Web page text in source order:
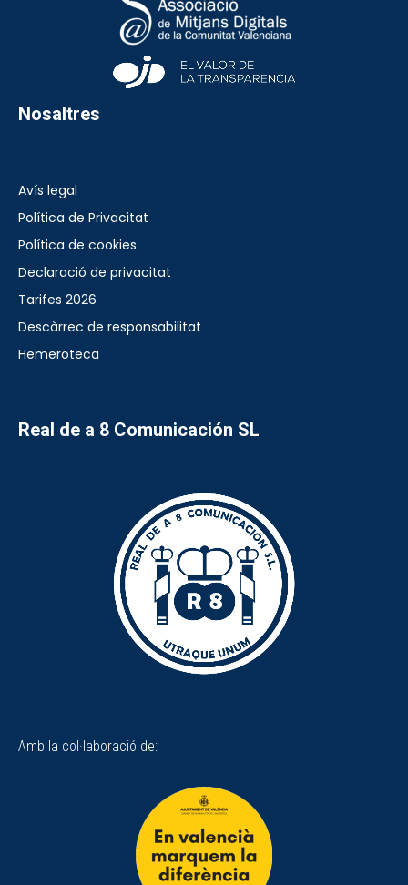
Nosaltres
Avís legal
Política de Privacitat
Política de cookies
Declaració de privacitat
Tarifes 2026
Descàrrec de responsabilitat
Hemeroteca
Real de a 8 Comunicación SL
Amb la col·laboració de: